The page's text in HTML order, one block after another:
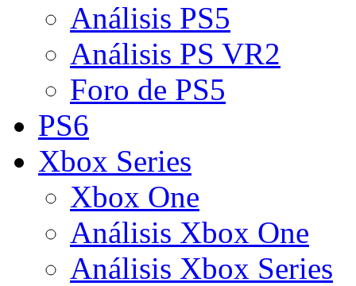
Análisis PS5
Análisis PS VR2
Foro de PS5
PS6
Xbox Series
Xbox One
Análisis Xbox One
Análisis Xbox Series